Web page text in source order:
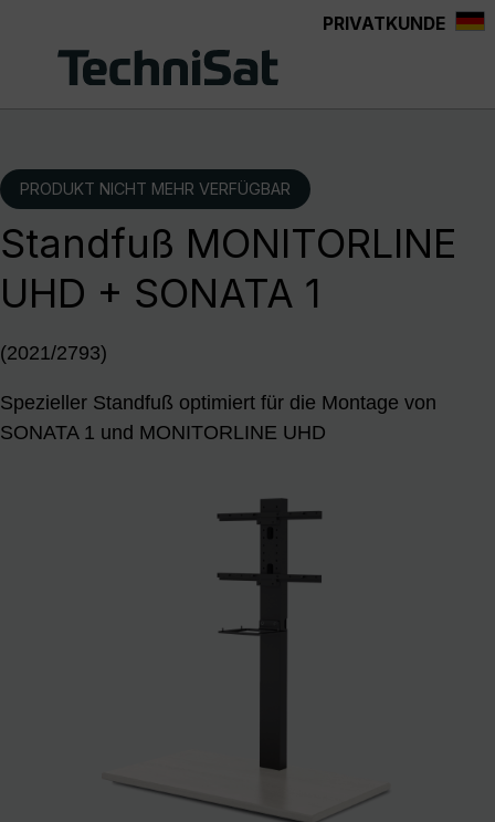
PRIVATKUNDE
PRODUKT NICHT MEHR VERFÜGBAR
Standfuß MONITORLINE
UHD + SONATA 1
(2021/2793)
Spezieller Standfuß optimiert für die Montage von
SONATA 1 und MONITORLINE UHD